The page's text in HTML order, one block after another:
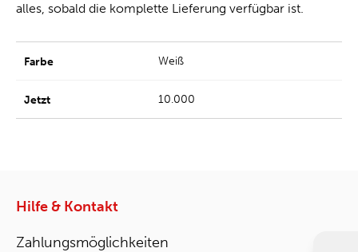
alles, sobald die komplette Lieferung verfügbar ist.
Weiß
10.000
Hilfe & Kontakt
Zahlungsmöglichkeiten